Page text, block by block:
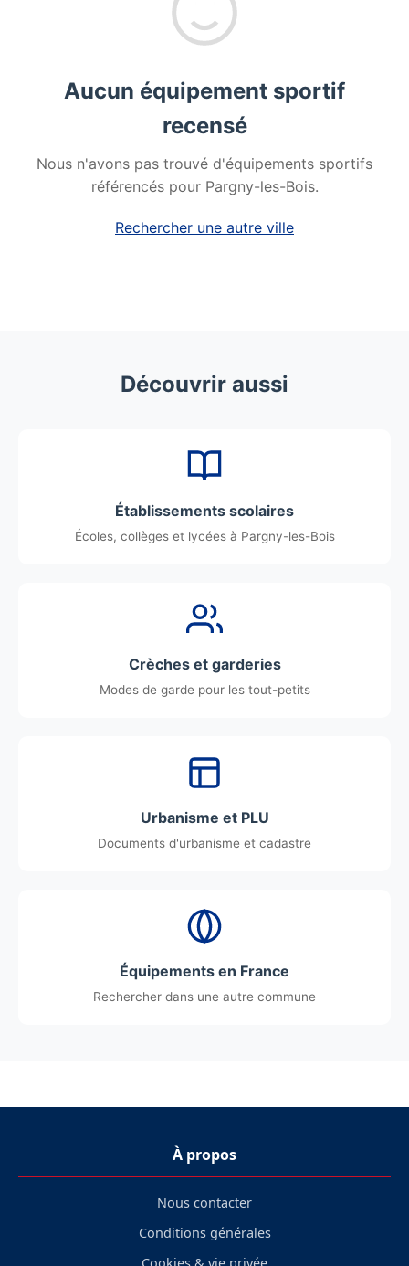
Aucun équipement sportif
recensé
Nous n'avons pas trouvé d'équipements sportifs
référencés pour Pargny-les-Bois.
Rechercher une autre ville
Découvrir aussi
Établissements scolaires
Écoles, collèges et lycées à Pargny-les-Bois
Crèches et garderies
Modes de garde pour les tout-petits
Urbanisme et PLU
Documents d'urbanisme et cadastre
Équipements en France
Rechercher dans une autre commune
À propos
Nous contacter
Conditions générales